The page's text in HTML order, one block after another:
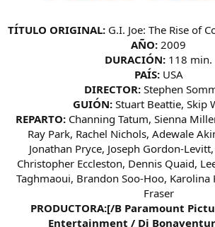
TÍTULO ORIGINAL:G.I. Joe: The Rise of
AÑO: 2009
DURACIÓN: 118 min.
PAÍS:USA
DIRECTOR: Stephen
GUIÓN: Stuart Beattie, Skip
REPARTO: Channing Tatum, Sienna
Ray Park, Rachel Nichols, Adewale
Jonathan Pryce, Joseph Gordon-
Christopher Eccleston, Dennis Quaid,
Taghmaoui, Brandon Soo-Hoo, Karolina
Fraser
PRODUCTORA:[/B Paramount
Entertainment / Di